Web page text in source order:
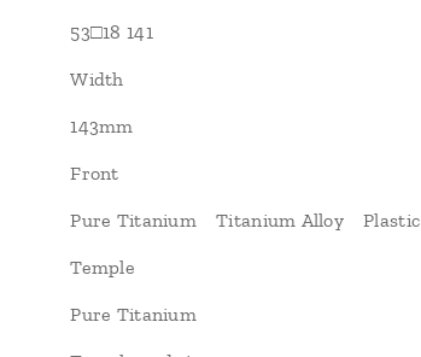
53□18 141
Width
143mm
Front
Pure Titanium Titanium Alloy Plastic
Temple
Pure Titanium